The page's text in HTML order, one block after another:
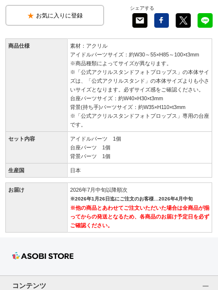
お気に入りに登録
シェアする
商品仕様
素材：アクリル
アイドルパーツサイズ：約W30～55×H85～100×t3mm
※商品種類によってサイズが異なります。
※「公式アクリルスタンドフォトプロップス」の本体サイ
ズは、「公式アクリルスタンド」の本体サイズよりも小さ
いサイズとなります。必ずサイズ感をご確認ください。
台座パーツサイズ：約W40×H30×t3mm
背景(持ち手)パーツサイズ：約W35×H110×t3mm
※「公式アクリルスタンドフォトプロップス」専用の台座
です。
セット内容
アイドルパーツ 1個
台座パーツ 1個
背景パーツ 1個
生産国 日本
お届け 2026年7月中旬以降順次
※2026年1月26日迄にご注文のお客様…2026年4月中旬
※他の商品とあわせてご注文いただいた場合は全商品が揃
ってからの発送となるため、各商品のお届け予定日を必ず
ご確認ください。
コンテンツ